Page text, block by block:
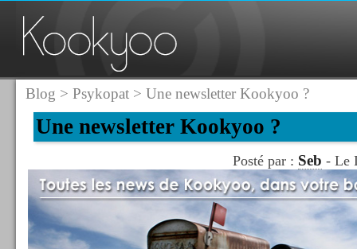
Blog > Psykopat> Une newsletter Kookyoo ?
Une newsletter Kookyoo ?
Posté par : Seb - Le